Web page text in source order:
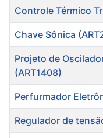
Controle Térmico
Chave Sônica
Projeto de
(ART1408)
Perfurmador
Regulador de